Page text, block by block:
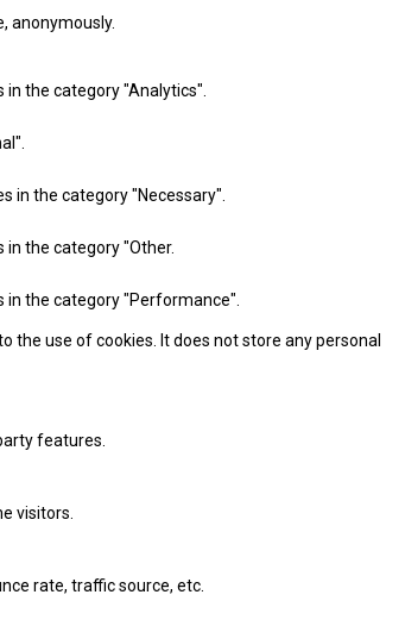
anonymously.
in the category "Analytics".
in the category "Necessary".
in the category "Other.
in the category "Performance".
the use of cookies. It does not store any personal
features.
visitors.
rate, traffic source, etc.